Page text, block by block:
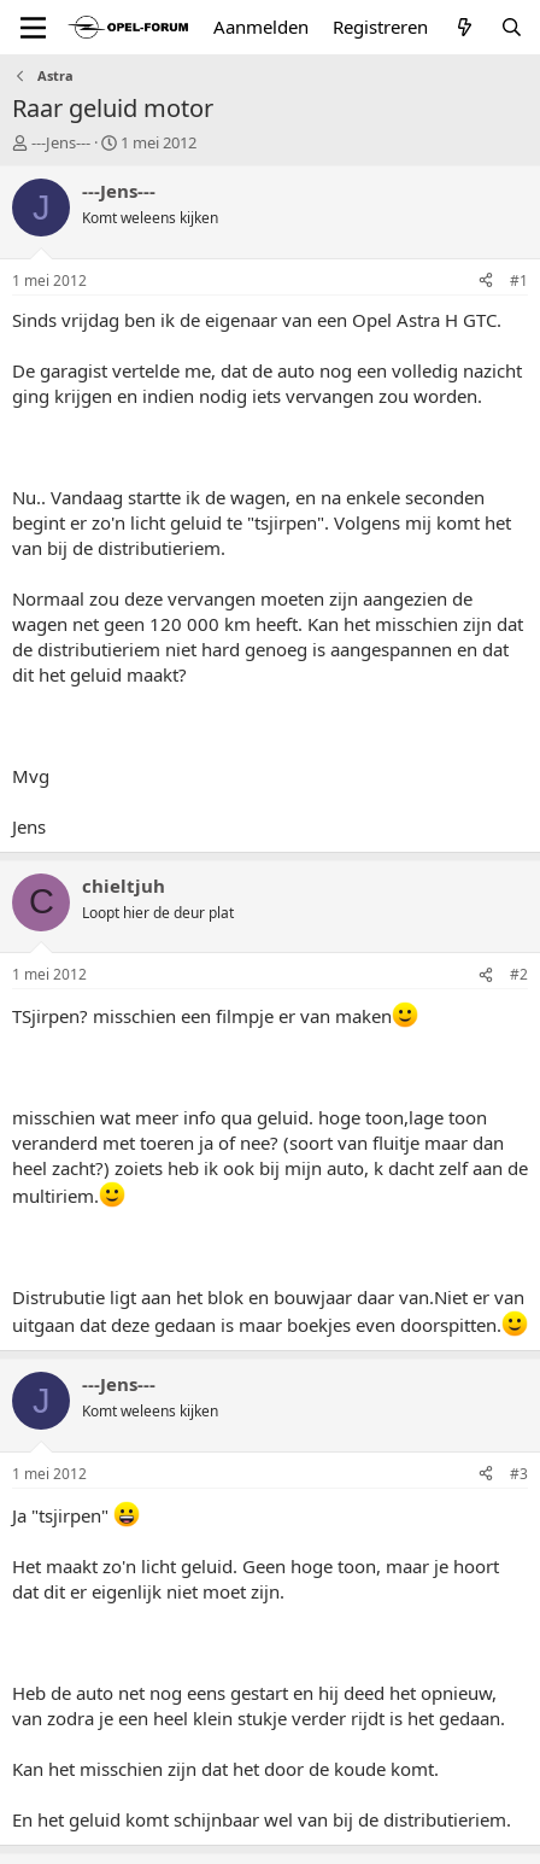
Aanmelden Registreren
Astra
Raar geluid motor
T
p
a
r
r
---Jens---
S
a
t
u
1 mei 2012
J ---Jens---
Komt weleens kijken
1 mei 2012 #1
Sinds vrijdag ben ik de eigenaar van een Opel Astra H GTC.
De garagist vertelde me, dat de auto nog een volledig nazicht
ging krijgen en indien nodig iets vervangen zou worden.
Nu.. Vandaag startte ik de wagen, en na enkele seconden
begint er zo'n licht geluid te "tsjirpen". Volgens mij komt het
van bij de distributieriem.
Normaal zou deze vervangen moeten zijn aangezien de
wagen net geen 120 000 km heeft. Kan het misschien zijn dat
de distributieriem niet hard genoeg is aangespannen en dat
dit het geluid maakt?
Mvg
Jens
C chieltjuh
Loopt hier de deur plat
1 mei 2012 #2
TSjirpen? misschien een filmpje er van maken
misschien wat meer info qua geluid. hoge toon,lage toon
veranderd met toeren ja of nee? (soort van fluitje maar dan
heel zacht?) zoiets heb ik ook bij mijn auto, k dacht zelf aan de
multiriem.
Distrubutie ligt aan het blok en bouwjaar daar van.Niet er van
uitgaan dat deze gedaan is maar boekjes even doorspitten.
J ---Jens---
Komt weleens kijken
1 mei 2012 #3
Ja "tsjirpen"
Het maakt zo'n licht geluid. Geen hoge toon, maar je hoort
dat dit er eigenlijk niet moet zijn.
Heb de auto net nog eens gestart en hij deed het opnieuw,
van zodra je een heel klein stukje verder rijdt is het gedaan.
Kan het misschien zijn dat het door de koude komt.
En het geluid komt schijnbaar wel van bij de distributieriem.